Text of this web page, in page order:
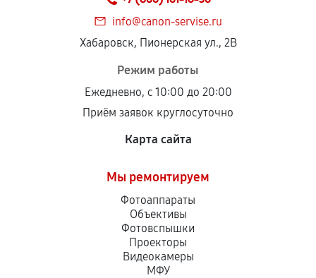
info@canon-servise.ru
Хабаровск, Пионерская ул., 2В
Режим работы
Ежедневно, с 10:00 до 20:00
Приём заявок круглосуточно
Карта сайта
Мы ремонтируем
Фотоаппараты
Объективы
Фотовспышки
Проекторы
Видеокамеры
МФУ